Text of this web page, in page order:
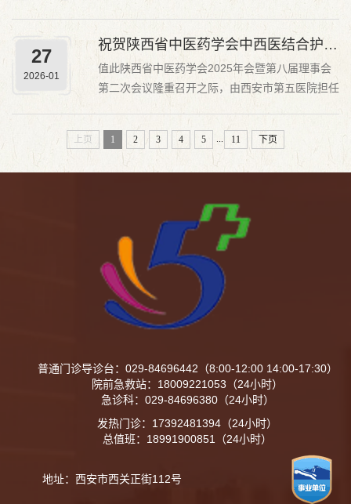
‘职’等我来”实习工作总结大会。西安市第五医院副
院长朱红英，西安职业技术学院健康护理学院副院
长冯香艳、西安市卫生学校副校长于小锋、西安医
学高等专科学校校企合作处副处长王力等院校领导
亲临现...
27
2026-01
祝贺陕西省中医药学会中西医结合护理专业委员会荣获2025年度陕西省中医药学会先进集体称号
值此陕西省中医药学会2025年会暨第八届理事会
第二次会议隆重召开之际，由西安市第五医院担任
同时护理部主任王菊获评“优秀工作者”。这份殊
荣，是陕西省中医药学会对专业委员会自成立以来
上页 1 2 3 4 5 11 下页
普通门诊导诊台：029-84696442（8:00-12:00 14:00-17:30）
院前急救站：18009221053（24小时）
急诊科：029-84696380（24小时）
发热门诊：17392481394（24小时）
总值班：18991900851（24小时）
地址：西安市西关正街112号